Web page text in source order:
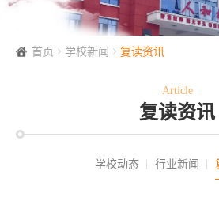
首页 学校新闻 复读资讯
Article
复读资讯
学校动态 行业新闻